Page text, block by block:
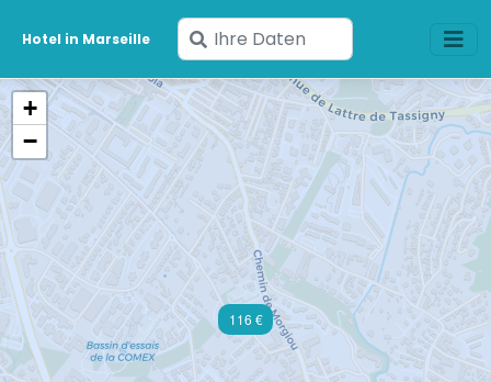
Hotel in Marseille
Geben
Sie
Ihre
Daten
ein
116 €
+
−